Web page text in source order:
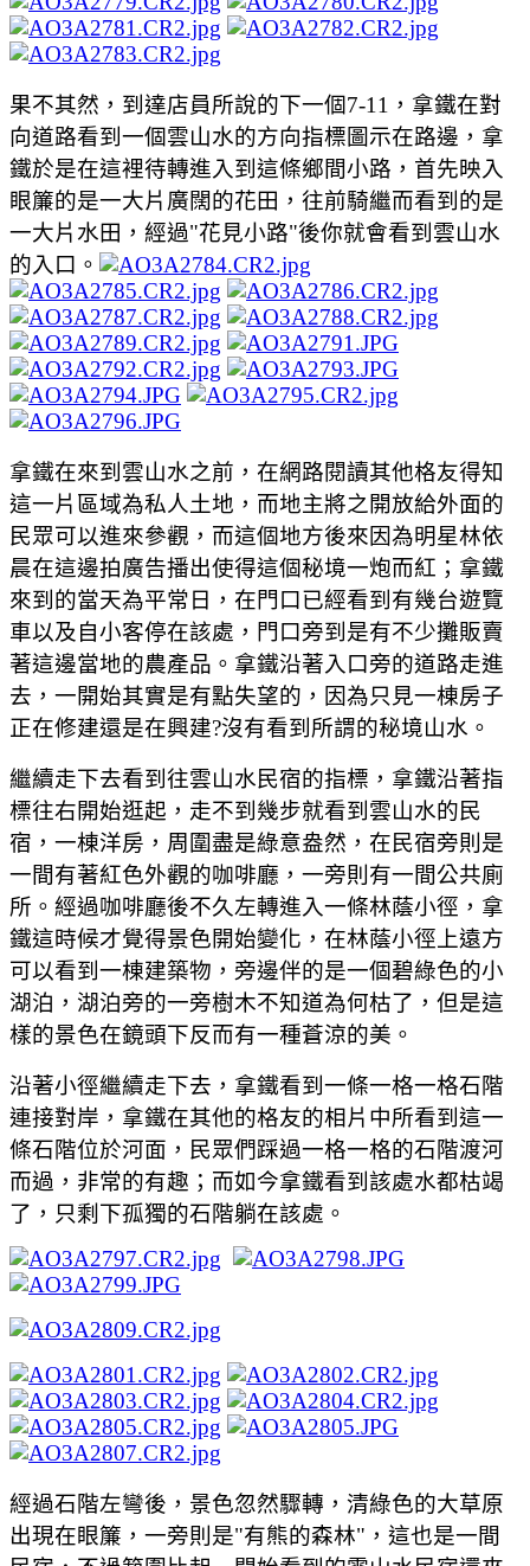
果不其然，到達店員所說的下一個7-11，拿鐵在對
向道路看到一個雲山水的方向指標圖示在路邊，拿
鐵於是在這裡待轉進入到這條鄉間小路，首先映入
眼簾的是一大片廣闊的花田，往前騎繼而看到的是
一大片水田，經過"花見小路"後你就會看到雲山水
的入口。
拿鐵在來到雲山水之前，在網路閱讀其他格友得知
這一片區域為私人土地，而地主將之開放給外面的
民眾可以進來參觀，而這個地方後來因為明星林依
晨在這邊拍廣告播出使得這個秘境一炮而紅；拿鐵
來到的當天為平常日，在門口已經看到有幾台遊覽
車以及自小客停在該處，門口旁到是有不少攤販賣
著這邊當地的農產品。拿鐵沿著入口旁的道路走進
去，一開始其實是有點失望的，因為只見一棟房子
正在修建還是在興建?沒有看到所謂的秘境山水。
繼續走下去看到往雲山水民宿的指標，拿鐵沿著指
標往右開始逛起，走不到幾步就看到雲山水的民
宿，一棟洋房，周圍盡是綠意盎然，在民宿旁則是
一間有著紅色外觀的咖啡廳，一旁則有一間公共廁
所。經過咖啡廳後不久左轉進入一條林蔭小徑，拿
鐵這時候才覺得景色開始變化，在林蔭小徑上遠方
可以看到一棟建築物，旁邊伴的是一個碧綠色的小
湖泊，湖泊旁的一旁樹木不知道為何枯了，但是這
樣的景色在鏡頭下反而有一種蒼涼的美。
沿著小徑繼續走下去，拿鐵看到一條一格一格石階
連接對岸，拿鐵在其他的格友的相片中所看到這一
條石階位於河面，民眾們踩過一格一格的石階渡河
而過，非常的有趣；而如今拿鐵看到該處水都枯竭
了，只剩下孤獨的石階躺在該處。
經過石階左彎後，景色忽然驟轉，清綠色的大草原
出現在眼簾，一旁則是"有熊的森林"，這也是一間